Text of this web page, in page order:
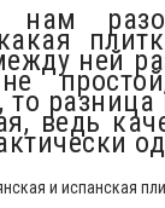
ней
то
ведь
и испанская